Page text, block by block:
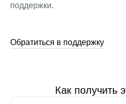
поддержки.
Обратиться в поддержку
Как получить